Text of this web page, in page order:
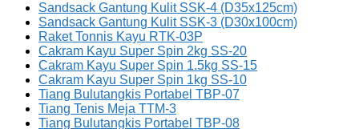
Sandsack Gantung Kulit SSK-4 (D35x125cm)
Sandsack Gantung Kulit SSK-3 (D30x100cm)
Raket Tonnis Kayu RTK-03P
Cakram Kayu Super Spin 2kg SS-20
Cakram Kayu Super Spin 1.5kg SS-15
Cakram Kayu Super Spin 1kg SS-10
Tiang Bulutangkis Portabel TBP-07
Tiang Tenis Meja TTM-3
Tiang Bulutangkis Portabel TBP-08